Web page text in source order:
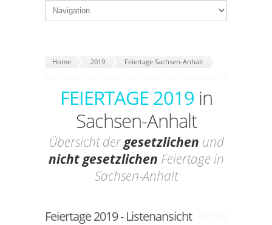
Home 2019 Feiertage Sachsen-Anhalt
FEIERTAGE 2019 in
Sachsen-Anhalt
Übersicht dergesetzlichen und
nicht gesetzlichen Feiertage in
Sachsen-Anhalt
Feiertage 2019 - Listenansicht